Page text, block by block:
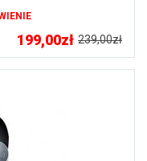
239,00zł
199,00zł